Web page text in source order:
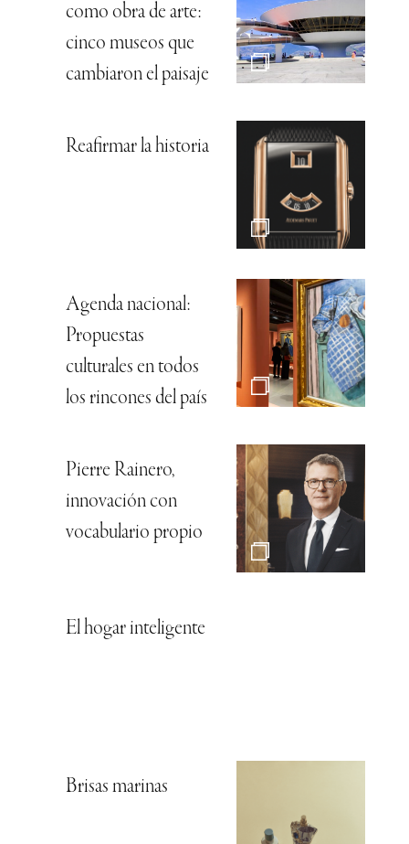
como obra de arte:
cinco museos que
cambiaron el paisaje
Reafirmar la historia
Agenda nacional:
Propuestas
culturales en todos
los rincones del país
Pierre Rainero,
innovación con
vocabulario propio
El hogar inteligente
Brisas marinas